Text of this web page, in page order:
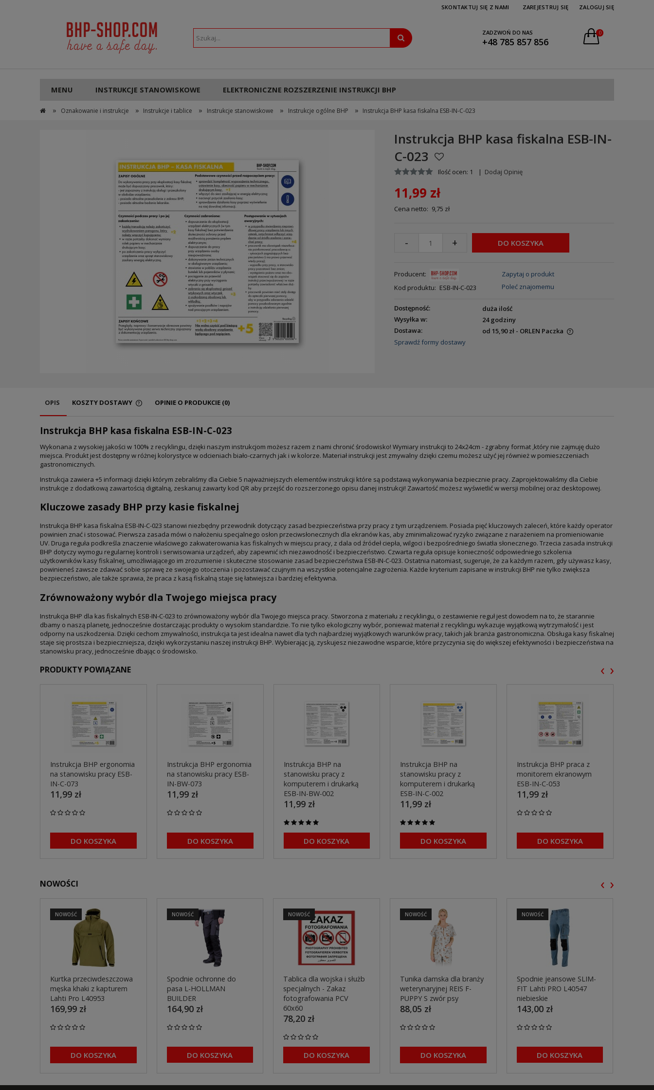
ZAREJESTRUJ SIĘ ZALOGUJ SIĘ
SKONTAKTUJ SIĘ Z NAMI
ZADZWOŃ DO NAS
+48 785 857 856
0
MENU INSTRUKCJE STANOWISKOWE ELEKTRONICZNE ROZSZERZENIE INSTRUKCJI BHP
» Oznakowanie i instrukcje » Instrukcje i tablice » Instrukcje stanowiskowe » Instrukcje ogólne BHP » Instrukcja BHP kasa fiskalna ESB-IN-C-023
Instrukcja BHP kasa fiskalna ESB-IN-
C-023
Ilość ocen: 1 | Dodaj Opinię
11,99 zł
Cena netto: 9,75 zł
- + DO KOSZYKA
Producent:
Kod produktu: ESB-IN-C-023
Zapytaj o produkt
Poleć znajomemu
Dostępność:
duża ilość
Wysyłka w:
24 godziny
Dostawa:
od 15,90 zł - ORLEN Paczka
Sprawdź formy dostawy
OPIS KOSZTY DOSTAWY OPINIE O PRODUKCIE (0)
Instrukcja BHP kasa fiskalna ESB-IN-C-023
Wykonana z wysokiej jakości w 100% z recyklingu, dzięki naszym instrukcjom możesz razem z nami chronić środowisko! Wymiary instrukcji to 24x24cm - zgrabny format ,który nie zajmuję dużo
miejsca. Produkt jest dostępny w różnej kolorystyce w odcieniach biało-czarnych jak i w kolorze. Materiał instrukcji jest zmywalny dzięki czemu możesz użyć jej również w pomieszczeniach
gastronomicznych.
Instrukcja zawiera +5 informacji dzięki którym zebraliśmy dla Ciebie 5 najważniejszych elementów instrukcji które są podstawą wykonywania bezpiecznie pracy. Zaprojektowaliśmy dla Ciebie
instrukcje z dodatkową zawartością digitalną, zeskanuj zawarty kod QR aby przejść do rozszerzonego opisu danej instrukcji! Zawartość możesz wyświetlić w wersji mobilnej oraz desktopowej.
Kluczowe zasady BHP przy kasie fiskalnej
Instrukcja BHP kasa fiskalna ESB-IN-C-023 stanowi niezbędny przewodnik dotyczący zasad bezpieczeństwa przy pracy z tym urządzeniem. Posiada pięć kluczowych zaleceń, które każdy operator
powinien znać i stosować. Pierwsza zasada mówi o nałożeniu specjalnego osłon przeciwsłonecznych dla ekranów kas, aby zminimalizować ryzyko związane z narażeniem na promieniowanie
UV. Druga reguła podkreśla znaczenie właściwego zakwaterowania kas fiskalnych w miejscu pracy, z dala od źródeł ciepła, wilgoci i bezpośredniego światła słonecznego. Trzecia zasada instrukcji
BHP dotyczy wymogu regularnej kontroli i serwisowania urządzeń, aby zapewnić ich niezawodność i bezpieczeństwo. Czwarta reguła opisuje konieczność odpowiedniego szkolenia
użytkowników kasy fiskalnej, umożliwiającego im zrozumienie i skuteczne stosowanie zasad bezpieczeństwa ESB-IN-C-023. Ostatnia natomiast, sugeruje, że za każdym razem, gdy używasz kasy,
powinieneś zawsze zdawać sobie sprawę ze swojego otoczenia i pozostawać czujnym na wszystkie potencjalne zagrożenia. Każde kryterium zapisane w instrukcji BHP nie tylko zwiększa
bezpieczeństwo, ale także sprawia, że praca z kasą fiskalną staje się łatwiejsza i bardziej efektywna.
Zrównoważony wybór dla Twojego miejsca pracy
Instrukcja BHP dla kas fiskalnych ESB-IN-C-023 to zrównoważony wybór dla Twojego miejsca pracy. Stworzona z materiału z recyklingu, o zestawienie reguł jest dowodem na to, że starannie
dbamy o naszą planetę, jednocześnie dostarczając produkty o wysokim standardzie. To nie tylko ekologiczny wybór, ponieważ materiał z recyklingu wykazuje wyjątkową wytrzymałość i jest
odporny na uszkodzenia. Dzięki cechom zmywalności, instrukcja ta jest idealna nawet dla tych najbardziej wyjątkowych warunków pracy, takich jak branża gastronomiczna. Obsługa kasy fiskalnej
staje się prostsza i bezpieczniejsza, dzięki wykorzystaniu naszej instrukcji BHP. Wybierając ją, zyskujesz niezawodne wsparcie, które przyczynia się do większej efektywności i bezpieczeństwa na
stanowisku pracy, jednocześnie dbając o środowisko.
PRODUKTY POWIĄZANE
Instrukcja BHP ergonomia
na stanowisku pracy ESB-
IN-C-073
11,99 zł
DO KOSZYKA
Instrukcja BHP ergonomia
na stanowisku pracy ESB-
IN-BW-073
11,99 zł
DO KOSZYKA
Instrukcja BHP na
stanowisku pracy z
komputerem i drukarką
ESB-IN-BW-002
11,99 zł
DO KOSZYKA
Instrukcja BHP na
stanowisku pracy z
komputerem i drukarką
ESB-IN-C-002
11,99 zł
DO KOSZYKA
Instrukcja BHP praca z
monitorem ekranowym
ESB-IN-C-053
11,99 zł
DO KOSZYKA
‹ ›
NOWOŚCI
Kurtka przeciwdeszczowa
męska khaki z kapturem
Lahti Pro L40953
169,99 zł
DO KOSZYKA
NOWOŚĆ
Spodnie ochronne do
pasa L-HOLLMAN
BUILDER
164,90 zł
DO KOSZYKA
NOWOŚĆ
Tablica dla wojska i służb
specjalnych - Zakaz
fotografowania PCV
60x60
78,20 zł
DO KOSZYKA
NOWOŚĆ
Tunika damska dla branży
weterynaryjnej REIS F-
PUPPY S zwór psy
88,05 zł
DO KOSZYKA
NOWOŚĆ
Spodnie jeansowe SLIM-
FIT Lahti PRO L40547
niebieskie
143,00 zł
DO KOSZYKA
NOWOŚĆ
‹ ›